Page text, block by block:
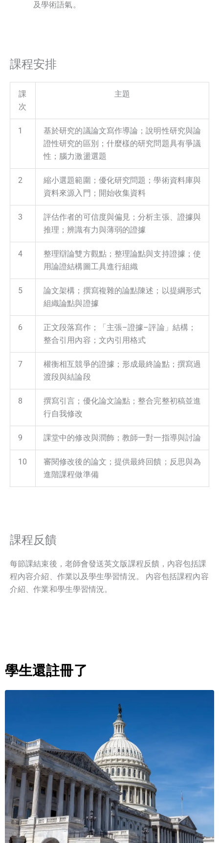
及學術語氣。
課程安排
課
次
主題
1
基於研究的議論文寫作導論；說明性研究與論
證性研究的區別；什麼樣的研究問題具有爭議
性；腦力激盪選題
2
縮小選題範圍；優化研究問題；學術資料庫與
資料來源入門；開始收集資料
3
評估作者的可信度與偏見；分析主張、證據與
推理；辨識有力與薄弱的證據
4
整理辯論雙方觀點；整理論點與支持證據；使
用論證結構圖工具進行組織
5
論文架構；撰寫複雜的論點陳述；以提綱形式
組織論點與證據
6
正文段落寫作；「主張–證據–評論」結構；
整合引用內容；文內引用格式
7
權衡相互競爭的證據；形成最終論點；撰寫過
渡段與結論段
8
撰寫引言；優化論文論點；整合完整初稿並進
行自我修改
9 課堂中的修改與潤飾；教師一對一指導與討論
10
審閱修改後的論文；提供最終回饋；反思與為
進階課程做準備
課程反饋
每節課結束後，老師會發送英文版課程反饋，內容包括課
程內容介紹、作業以及學生學習情況。 內容包括課程內容
介紹、作業和學生學習情況。
學生還註冊了